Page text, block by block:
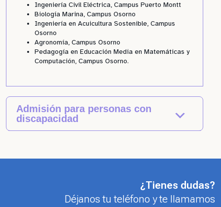
Ingeniería Civil Eléctrica, Campus Puerto Montt
Biología Marina, Campus Osorno
Ingeniería en Acuicultura Sostenible, Campus
Osorno
Agronomía, Campus Osorno
Pedagogía en Educación Media en Matemáticas y
Computación, Campus Osorno.
Admisión para personas con
discapacidad
¿Tienes dudas?
Déjanos tu teléfono y te llamamos